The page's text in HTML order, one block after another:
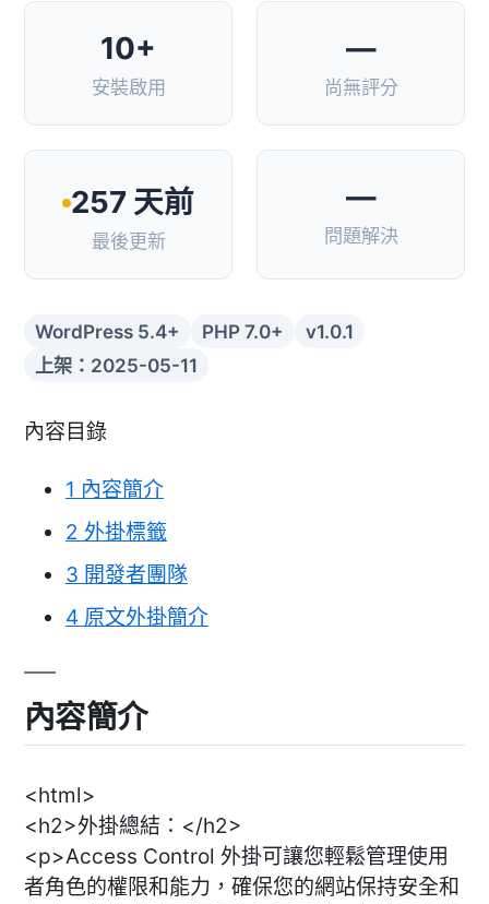
10+
安裝啟用
—
尚無評分
257 天前
最後更新
—
問題解決
WordPress 5.4+ PHP 7.0+
v1.0.1
上架：2025-05-11
內容目錄
1 內容簡介
2 外掛標籤
3 開發者團隊
4 原文外掛簡介
內容簡介
<html>
<h2>外掛總結：</h2>
<p>Access Control 外掛可讓您輕鬆管理使用
者角色的權限和能力，確保您的網站保持安全和